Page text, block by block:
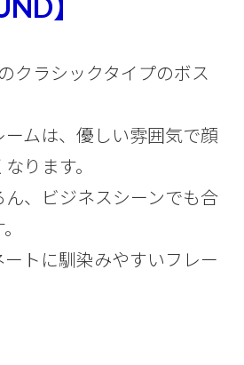
クラシックタイプのボス
ムは、優しい雰囲気で顔
ります。
、ビジネスシーンでも合
トに馴染みやすいフレー